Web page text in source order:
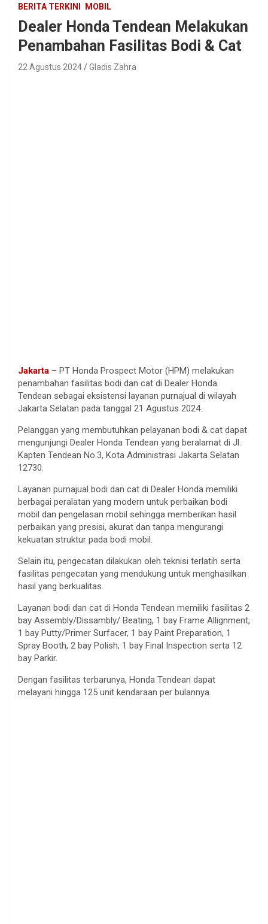
BERITA TERKINI MOBIL
Dealer Honda Tendean Melakukan
Penambahan Fasilitas Bodi & Cat
22 Agustus 2024 Gladis Zahra
Jakarta – PT Honda Prospect Motor (HPM) melakukan
penambahan fasilitas bodi dan cat di Dealer Honda
Tendean sebagai eksistensi layanan purnajual di wilayah
Jakarta Selatan pada tanggal 21 Agustus 2024.
Pelanggan yang membutuhkan pelayanan bodi & cat dapat
mengunjungi Dealer Honda Tendean yang beralamat di Jl.
Kapten Tendean No.3, Kota Administrasi Jakarta Selatan
12730.
Layanan purnajual bodi dan cat di Dealer Honda memiliki
berbagai peralatan yang modern untuk perbaikan bodi
mobil dan pengelasan mobil sehingga memberikan hasil
perbaikan yang presisi, akurat dan tanpa mengurangi
kekuatan struktur pada bodi mobil.
Selain itu, pengecatan dilakukan oleh teknisi terlatih serta
fasilitas pengecatan yang mendukung untuk menghasilkan
hasil yang berkualitas.
Layanan bodi dan cat di Honda Tendean memiliki fasilitas 2
bay Assembly/Dissambly/ Beating, 1 bay Frame Allignment,
1 bay Putty/Primer Surfacer, 1 bay Paint Preparation, 1
Spray Booth, 2 bay Polish, 1 bay Final Inspection serta 12
bay Parkir.
Dengan fasilitas terbarunya, Honda Tendean dapat
melayani hingga 125 unit kendaraan per bulannya.